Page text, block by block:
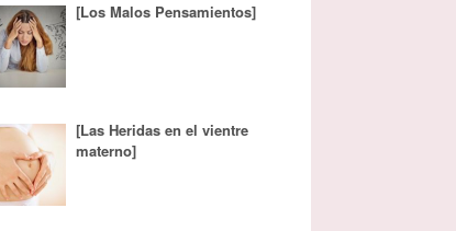
[Los Malos Pensamientos]
[Las Heridas en el vientre
materno]